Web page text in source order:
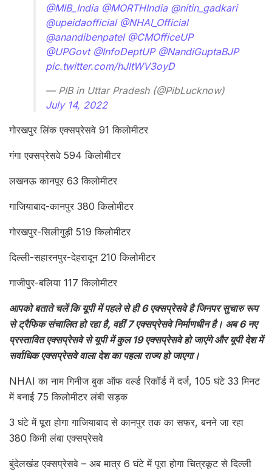
@MIB_India @MORTHIndia @nitin_gadkari
@upeidaofficial @NHAI_Official
@anandibenpatel @CMOfficeUP
@UPGovt @InfoDeptUP @NandiGuptaBJP
pic.twitter.com/hJltWV3oyD
— PIB in Uttar Pradesh (@PibLucknow)
July 14, 2022
गोरखपुर लिंक एक्सप्रेसवे 91 किलोमीटर
गंगा एक्सप्रेसवे 594 किलोमीटर
लखनऊ कानपूर 63 किलोमीटर
गाजियाबाद-कानपुर 380 किलोमीटर
गोरखपुर-सिलीगुड़ी 519 किलोमीटर
दिल्ली-सहारनपुर-देहरादून 210 किलोमीटर
गाजीपुर-बलिया 117 किलोमीटर
आपको बताते चलें कि यूपी में पहले से ही 6 एक्सप्रेसवे है जिनपर सुचारु रूप
से ट्रैफिक संचालित हो रहा है, वहीं 7 एक्सप्रेसवे निर्माणधीन है। अब 6 नए
प्रस्तावित एक्सप्रेसवे से यूपी में कुल 19 एक्सप्रेसवे हो जाएंगे और यूपी देश में
सर्वाधिक एक्सप्रेसवे वाला देश का पहला राज्य हो जाएगा।
NHAI का नाम गिनीज बुक ऑफ वर्ल्ड रिकॉर्ड में दर्ज, 105 घंटे 33 मिनट
में बनाई 75 किलोमीटर लंबी सड़क
3 घंटे में पूरा होगा गाजियाबाद से कानपुर तक का सफर, बनने जा रहा
380 किमी लंबा एक्सप्रेसवे
बुंदेलखंड एक्सप्रेसवे – अब मात्र 6 घंटे में पूरा होगा चित्रकूट से दिल्ली